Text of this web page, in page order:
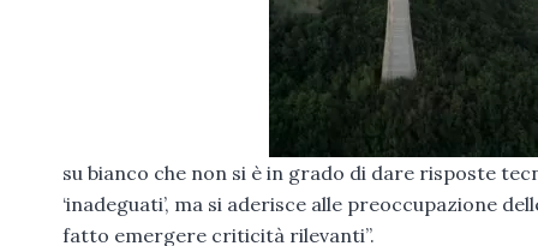
su bianco che non si è in grado di dare risposte
‘inadeguati’, ma si aderisce alle preoccupazione
fatto emergere criticità rilevanti”.